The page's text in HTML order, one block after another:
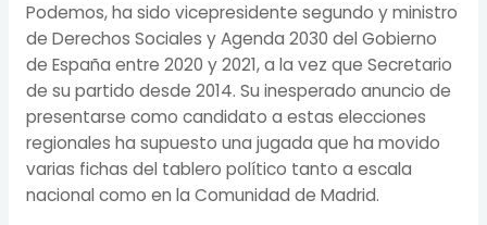
Podemos, ha sido vicepresidente segundo y ministro
de Derechos Sociales y Agenda 2030 del Gobierno
de España entre 2020 y 2021, a la vez que Secretario
de su partido desde 2014. Su inesperado anuncio de
presentarse como candidato a estas elecciones
regionales ha supuesto una jugada que ha movido
varias fichas del tablero político tanto a escala
nacional como en la Comunidad de Madrid.